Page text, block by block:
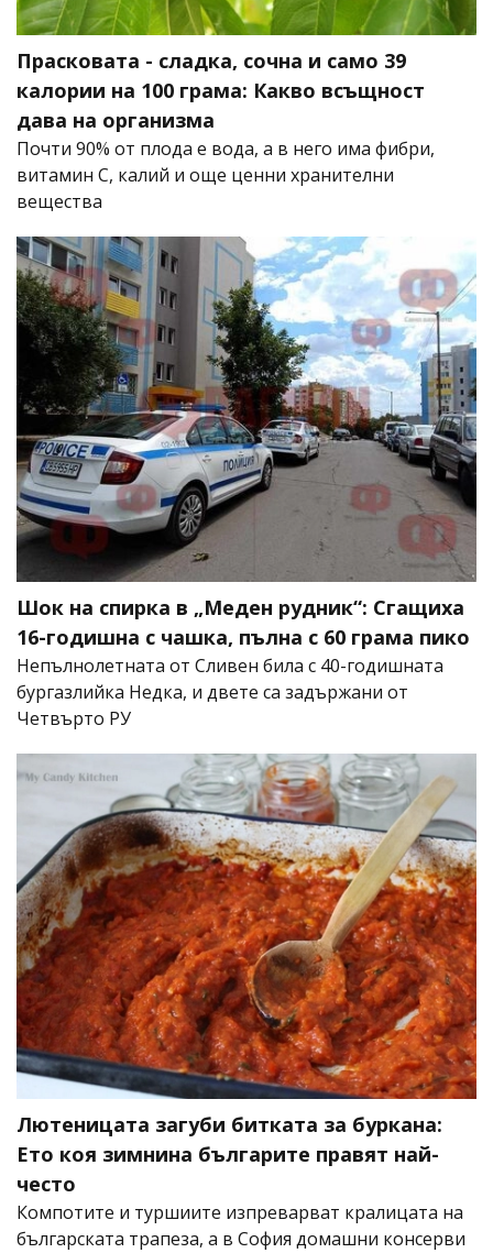
Прасковата - сладка, сочна и само 39
калории на 100 грама: Какво всъщност
дава на организма
Почти 90% от плода е вода, а в него има фибри,
витамин C, калий и още ценни хранителни
вещества
Шок на спирка в „Меден рудник“: Сгащиха
16-годишна с чашка, пълна с 60 грама пико
Непълнолетната от Сливен била с 40-годишната
бургазлийка Недка, и двете са задържани от
Четвърто РУ
Лютеницата загуби битката за буркана:
Ето коя зимнина българите правят най-
често
Компотите и туршиите изпреварват кралицата на
българската трапеза, а в София домашни консерви